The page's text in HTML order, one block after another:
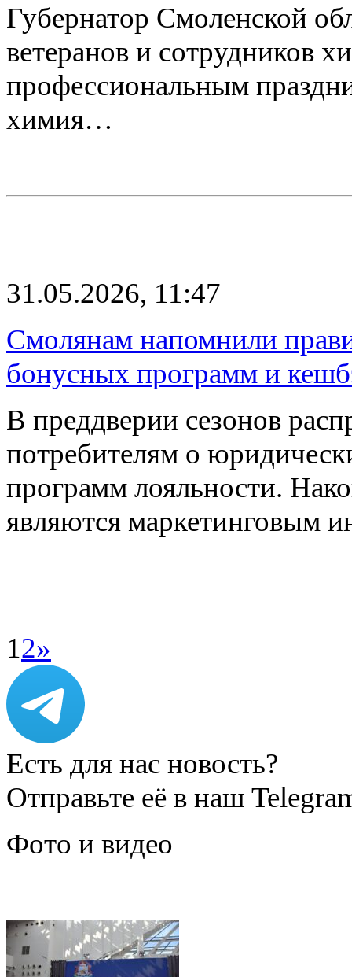
Губернатор Смоленской
ветеранов и сотрудников
профессиональным
химия…
31.05.2026, 11:47
Смолянам напомнили
бонусных программ и
В преддверии сезонов
потребителям о
программ лояльности.
являются маркетинговым
12»
Есть для нас новость?
Отправьте её в наш
Фото и видео